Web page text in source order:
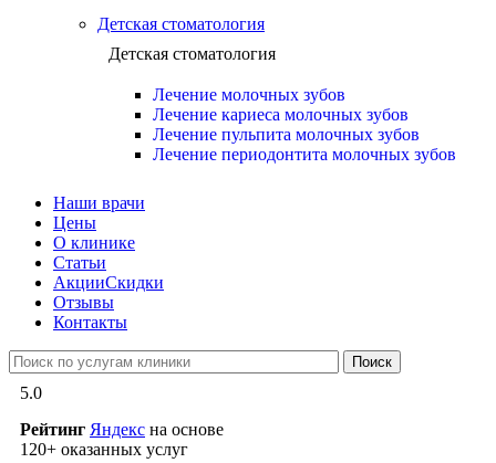
Детская стоматология
Детская стоматология
Лечение молочных зубов
Лечение кариеса молочных зубов
Лечение пульпита молочных зубов
Лечение периодонтита молочных зубов
Наши врачи
Цены
О клинике
Статьи
АкцииСкидки
Отзывы
Контакты
Поиск
5.0
Рейтинг Яндекс на основе
120+ оказанных услуг